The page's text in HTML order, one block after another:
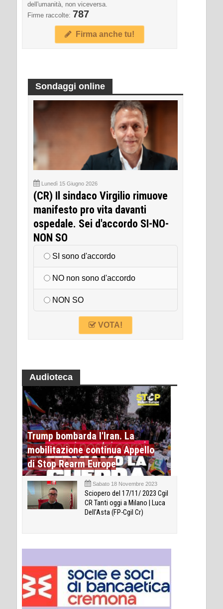
dell'umanità, non viceversa.
Firme raccolte: 787
Firma anche tu!
Sondaggi online
Lunedì 15 Giugno 2026
(CR) Il sindaco Virgilio rimuove
manifesto pro vita davanti
ospedale. Sei d'accordo SI-NO-
NON SO
SI sono d'accordo
NO non sono d'accordo
NON SO
VOTA!
Audioteca
Trump bombarda l'Iran. La
mobilitazione continua Appello
di Stop Rearm Europe
Sabato 18 Novembre 2023
Sciopero del 17/11/ 2023 Cgil
CR Tanti oggi a Milano | Luca
Dell’Asta (FP-Cgil Cr)